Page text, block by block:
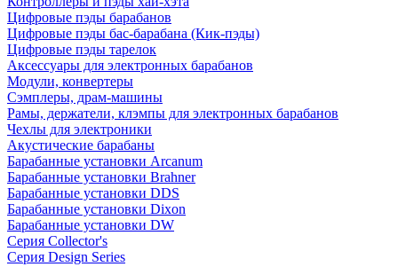
Цифровые пэды барабанов
Цифровые пэды бас-барабана (Кик-пэды)
Цифровые пэды тарелок
Аксессуары для электронных барабанов
Модули, конвертеры
Сэмплеры, драм-машины
Рамы, держатели, клэмпы для электронных барабанов
Чехлы для электроники
Акустические барабаны
Барабанные установки Arcanum
Барабанные установки Brahner
Барабанные установки DDS
Барабанные установки Dixon
Барабанные установки DW
Серия Collector's
Серия Design Series